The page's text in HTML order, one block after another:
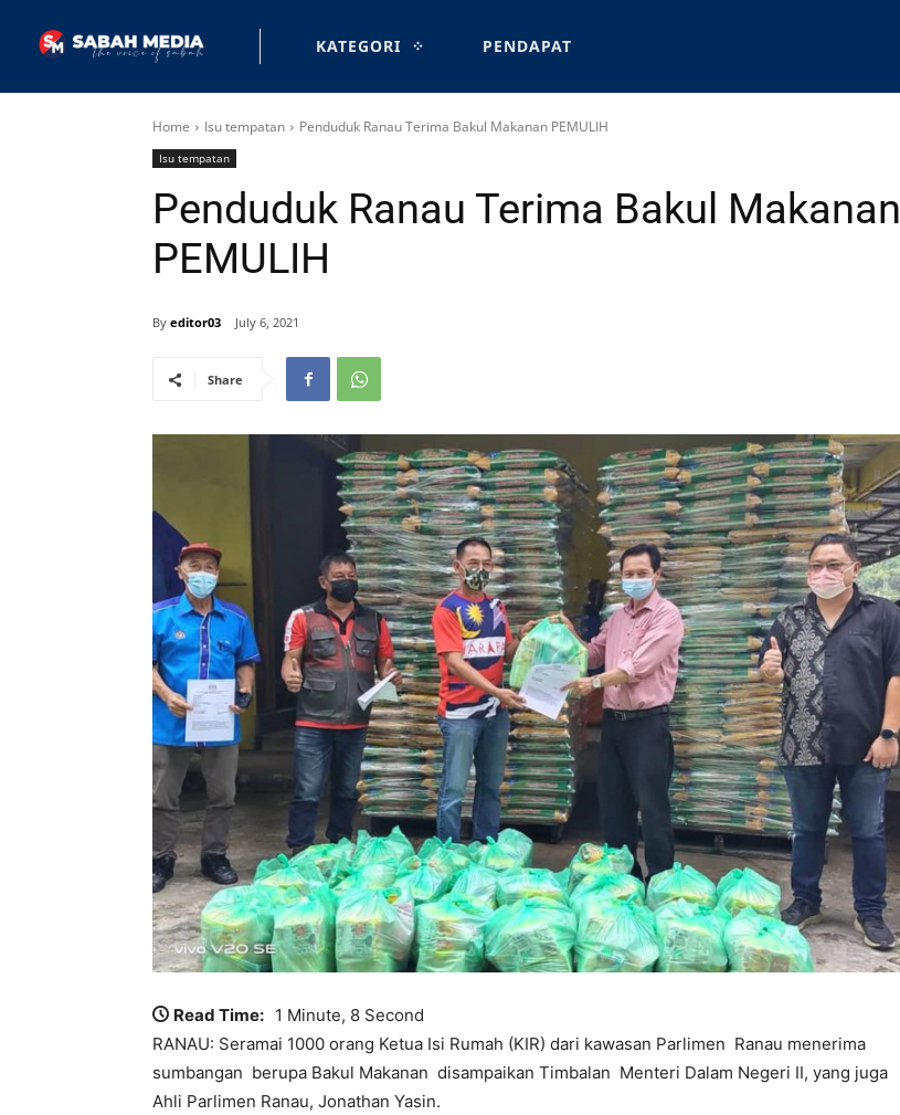
KATEGORI PENDAPAT
Home Isu tempatan Penduduk Ranau Terima Bakul Makanan PEMULIH
Isu tempatan
Penduduk Ranau Terima Bakul Makanan
PEMULIH
By editor03 July 6, 2021
Share
Read Time: 1 Minute, 8 Second
RANAU: Seramai 1000 orang Ketua Isi Rumah (KIR) dari kawasan Parlimen Ranau menerima
sumbangan berupa Bakul Makanan disampaikan Timbalan Menteri Dalam Negeri II, yang juga
Ahli Parlimen Ranau, Jonathan Yasin.